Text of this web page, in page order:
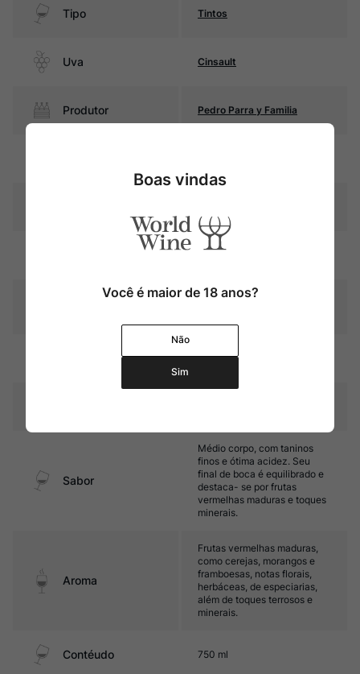
Tipo Tintos
Uva Cinsault
Produtor Pedro Parra y Familia
Graduação Alcóoli
Amadurecimento
Sabor
Médio corpo, com taninos
finos e ótima acidez. Seu
final de boca é equilibrado e
destaca- se por frutas
vermelhas maduras e toques
minerais.
Aroma
Frutas vermelhas maduras,
como cerejas, morangos e
framboesas, notas florais,
herbáceas, de especiarias,
além de toques terrosos e
minerais.
Contéudo 750 ml
Boas vindas
Você é maior de 18 anos?
Não
Sim